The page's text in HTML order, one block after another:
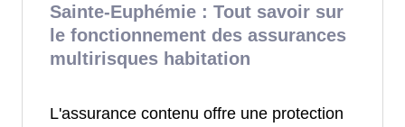
Sainte-Euphémie : Tout savoir sur
le fonctionnement des assurances
multirisques habitation
L'assurance contenu offre une protection